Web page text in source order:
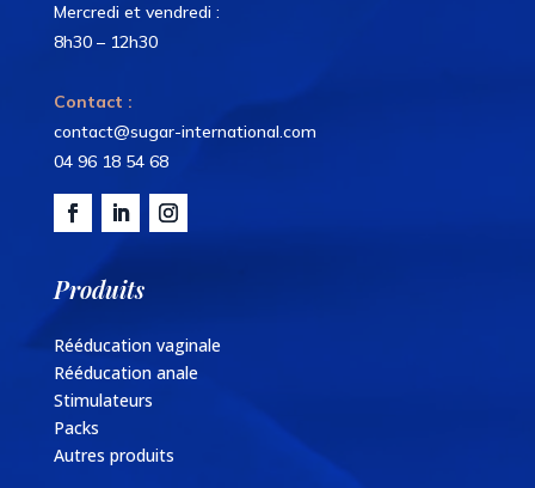
Mercredi et vendredi :
8h30 – 12h30
Contact :
contact@sugar-international.com
04 96 18 54 68
Produits
Rééducation vaginale
Rééducation anale
Stimulateurs
Packs
Autres produits